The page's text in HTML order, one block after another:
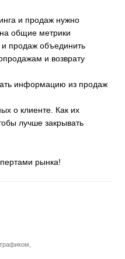
и продаж нужно
общие метрики
продаж объединить
и возврату
информацию из продаж
о клиенте. Как их
лучше закрывать
рынка!